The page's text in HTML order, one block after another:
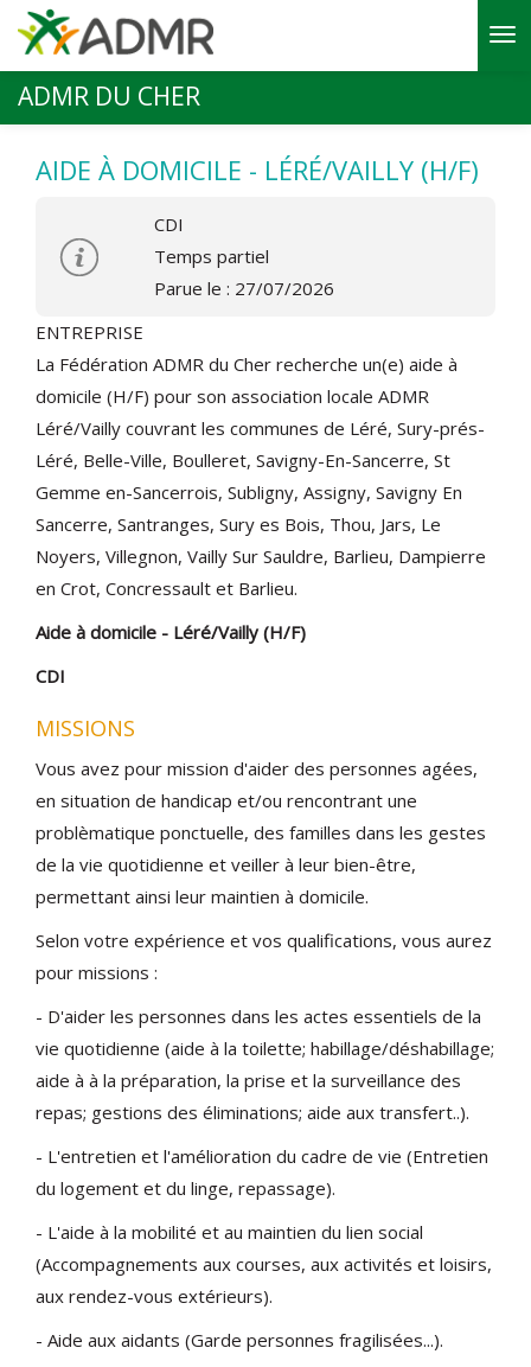
Aller au contenu principal
ADMR DU CHER
AIDE À DOMICILE - LÉRÉ/VAILLY (H/F)
CDI
Temps partiel
Parue le : 27/07/2026
ENTREPRISE
La Fédération ADMR du Cher recherche un(e) aide à
domicile (H/F) pour son association locale ADMR
Léré/Vailly couvrant les communes de Léré, Sury-prés-
Léré, Belle-Ville, Boulleret, Savigny-En-Sancerre, St
Gemme en-Sancerrois, Subligny, Assigny, Savigny En
Sancerre, Santranges, Sury es Bois, Thou, Jars, Le
Noyers, Villegnon, Vailly Sur Sauldre, Barlieu, Dampierre
en Crot, Concressault et Barlieu.
Aide à domicile - Léré/Vailly (H/F)
CDI
MISSIONS
Vous avez pour mission d'aider des personnes agées,
en situation de handicap et/ou rencontrant une
problèmatique ponctuelle, des familles dans les gestes
de la vie quotidienne et veiller à leur bien-être,
permettant ainsi leur maintien à domicile.
Selon votre expérience et vos qualifications, vous aurez
pour missions :
- D'aider les personnes dans les actes essentiels de la
vie quotidienne (aide à la toilette; habillage/déshabillage;
aide à à la préparation, la prise et la surveillance des
repas; gestions des éliminations; aide aux transfert..).
- L'entretien et l'amélioration du cadre de vie (Entretien
du logement et du linge, repassage).
- L'aide à la mobilité et au maintien du lien social
(Accompagnements aux courses, aux activités et loisirs,
aux rendez-vous extérieurs).
- Aide aux aidants (Garde personnes fragilisées...).